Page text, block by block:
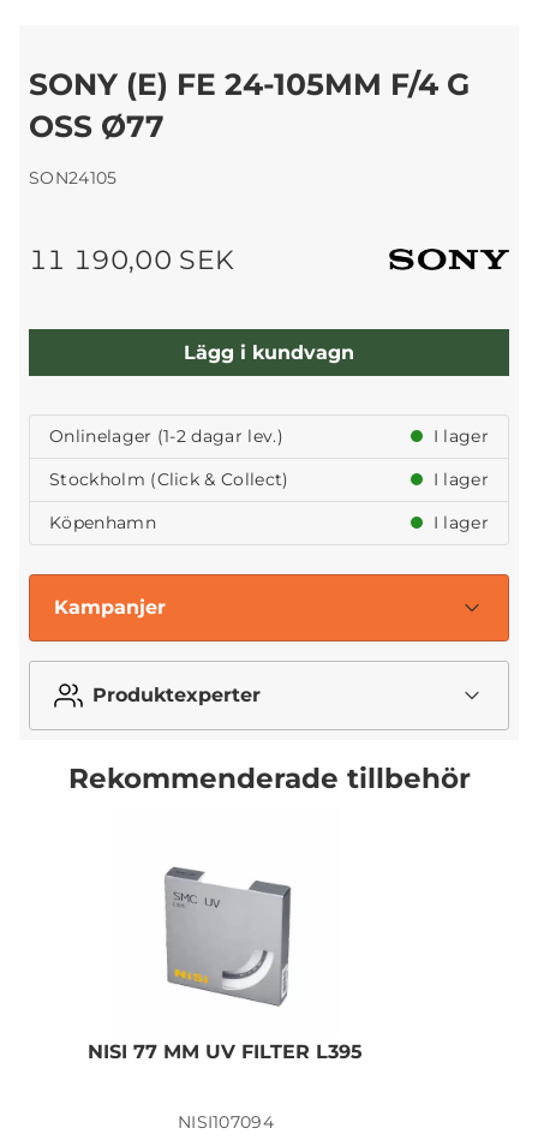
SONY (E) FE 24-105MM F/4 G
OSS Ø77
SON24105
11 190,00 SEK
Lägg i kundvagn
Onlinelager (1-2 dagar lev.)
I lager
Stockholm (Click & Collect)
I lager
Köpenhamn
I lager
Kampanjer
Produktexperter
Rekommenderade tillbehör
NISI 77 MM UV FILTER L395
NISI107094